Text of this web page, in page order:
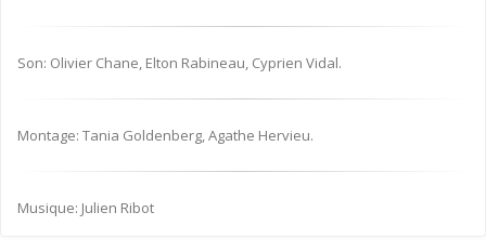
Son: Olivier Chane, Elton Rabineau, Cyprien Vidal.
Montage: Tania Goldenberg, Agathe Hervieu.
Musique: Julien Ribot